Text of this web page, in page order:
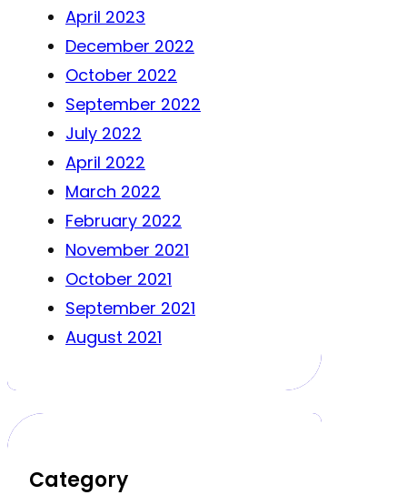
April 2023
December 2022
October 2022
September 2022
July 2022
April 2022
March 2022
February 2022
November 2021
October 2021
September 2021
August 2021
Category